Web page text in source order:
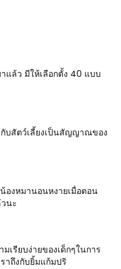
แล้ว มีให้เลือกตั้ง 40 แบบ
บสัตว์เลี้ยงเป็นสัญญาณของ
องหมานอนหงายเมื่อตอน
นะ
เรียบง่ายของเด็กๆในการ
าถึงกับยิ้มแก้มปริ